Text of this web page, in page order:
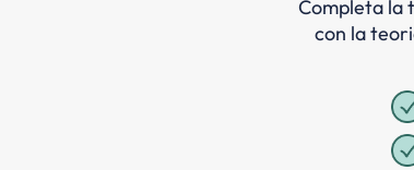
Completa la
con la